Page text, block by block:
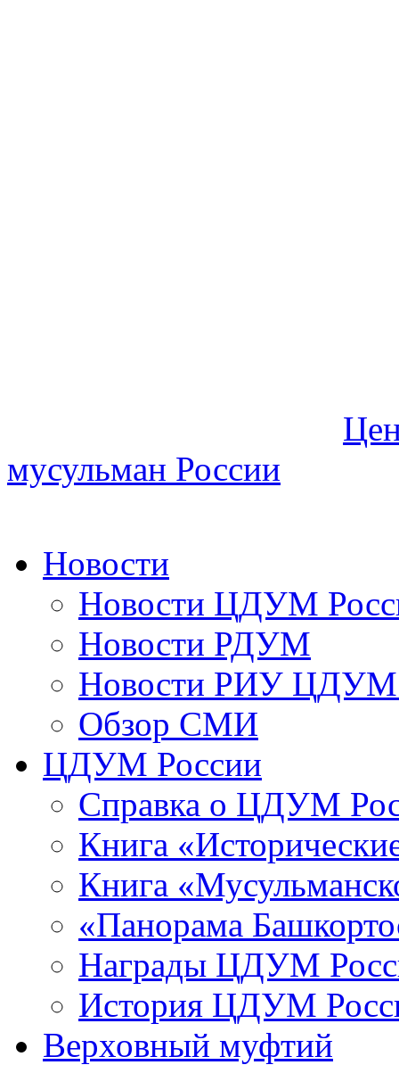
мусульман России
Новости
Новости ЦДУМ
Новости РДУМ
Новости РИУ ЦДУМ
Обзор СМИ
ЦДУМ России
Справка о ЦДУМ
Книга
Книга
«Панорама
Награды ЦДУМ
История ЦДУМ
Верховный муфтий